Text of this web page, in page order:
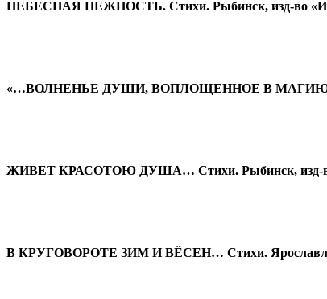
НЕБЕСНАЯ НЕЖНОСТЬ. Стихи. Рыбинск, изд-во
«…ВОЛНЕНЬЕ ДУШИ, ВОПЛОЩЕННОЕ В МАГИЮ
ЖИВЕТ КРАСОТОЮ ДУША… Стихи. Рыбинск, изд-во
В КРУГОВОРОТЕ ЗИМ И ВЁСЕН… Стихи. Ярославль,